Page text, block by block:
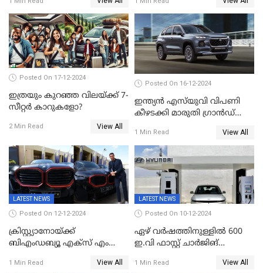
വാഹനങ്ങൾക്ക് തുല്യമാകും:
കേന്ദ്രമന്ത്രി ഗഡ്കരി
ലക്ഷം കടന്ന് വിലയും
Posted On 17-12-2024
ഇത്രയും കുറഞ്ഞ വിലയ്ക്ക് 7-
സീറ്റർ കാറുകളോ?
2 Min Read View All
Posted On 16-12-2024
ഇന്ത്യൻ എസ്‌യുവി വിപണി
കീഴടക്കി മാരുതി ഗ്രാൻഡ്
1 Min Read View All
LATEST NEWS
Posted On 12-12-2024
ക്രിസ്റ്റ്യാനോയ്ക്ക്
ബിഎംഡബ്യൂ എക്‌സ് എം
അല്‍ നസര്‍
1 Min Read View All
LATEST NEWS
Posted On 10-12-2024
ഏഴ് വർഷത്തിനുള്ളിൽ 600
ഇ.വി ഫാസ്റ്റ് ചാര്‍ജിങ്
പദ്ധതിയുമായി ഹ്യൂണ്ടായ്
1 Min Read View All